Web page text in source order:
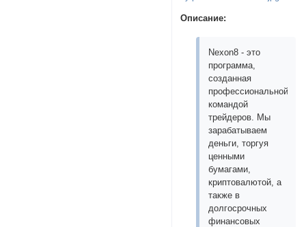
Описание:
Nexon8 - это
программа,
созданная
профессиональной
командой
трейдеров. Мы
зарабатываем
деньги, торгуя
ценными
бумагами,
криптовалютой, а
также в
долгосрочных
финансовых